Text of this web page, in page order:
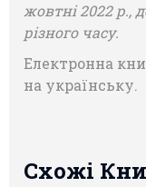
жовтні 2022 р.,
різного часу.
Електронна
на українську.
Схожі